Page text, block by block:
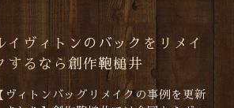
イヴィトンのバックをリメイ
するなら創作鞄槌井
ヴィトンバッグリメイクの事例を更新